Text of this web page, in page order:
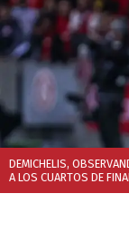
DEMICHELIS,
A LOS CUARTOS DE